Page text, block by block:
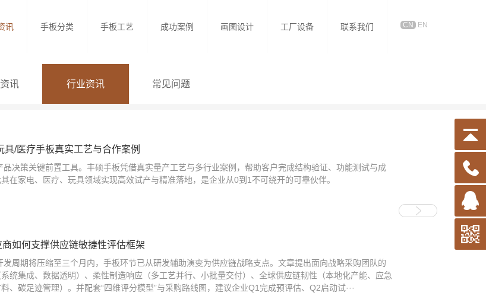
CN EN
讯 手板分类 手板工艺 成功案例 画图设计 工厂设备 联系我们
讯 行业资讯 常见问题
/医疗手板真实工艺与合作案例
决策关键前置工具。丰硕手板凭借真实量产工艺与多行业案例，帮助客户完成结构验证、功能测试与成
在家电、医疗、玩具领域实现高效试产与精准落地，是企业从0到1不可绕开的可靠伙伴。
如何支撑供应链敏捷性评估框架
周期将压缩至三个月内，手板环节已从研发辅助演变为供应链战略支点。文章提出面向战略采购团队的
统集成、数据透明）、柔性制造响应（多工艺并行、小批量交付）、全球供应链韧性（本地化产能、应急
、碳足迹管理）。并配套“四维评分模型”与采购路线图，建议企业Q1完成预评估、Q2启动试···